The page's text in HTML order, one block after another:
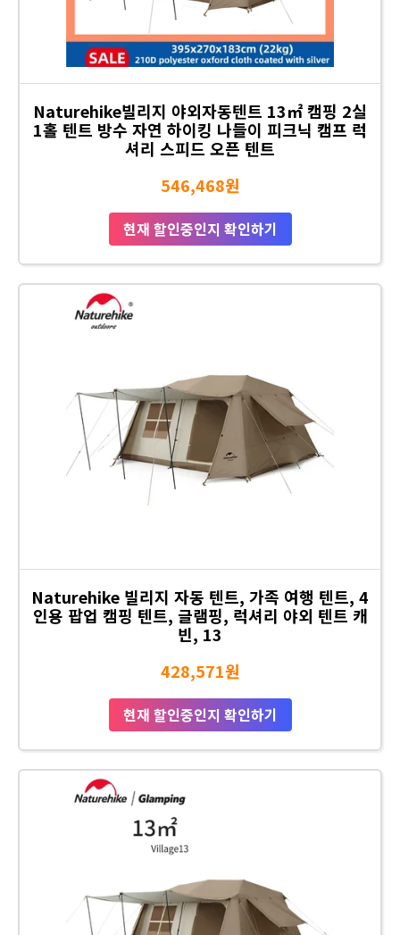
Naturehike빌리지 야외자동텐트 13㎡ 캠핑 2실
1홀 텐트 방수 자연 하이킹 나들이 피크닉 캠프 럭
셔리 스피드 오픈 텐트
546,468원
현재 할인중인지 확인하기
Naturehike 빌리지 자동 텐트, 가족 여행 텐트, 4
인용 팝업 캠핑 텐트, 글램핑, 럭셔리 야외 텐트 캐
빈, 13
428,571원
현재 할인중인지 확인하기